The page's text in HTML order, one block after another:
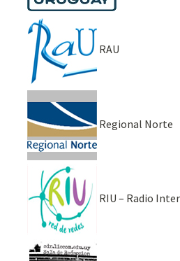
RAU
Regional Norte
RIU – Radio